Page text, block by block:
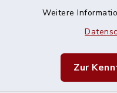
Weitere
Zur